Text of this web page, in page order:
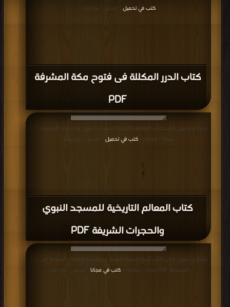
كتاب الدرر المكللة فى فتوح مكة المشرفة
PDF
كتب في تحميل
| التحميل : مرة/مرات
كتاب المعالم التاريخية للمسجد النبوي
والحجرات الشريفة PDF
مجانا | مكتبة >كتب في تحميل | التحميل : مرة/مرات
قراءة و تحميل كتاب كتاب أخبار المدينة النبوية، وبهامشه: الكلمات المفيدة على أخبار
المدينة4 PDF مجانا | مكتبة >
كتب في مجانا | التحميل : مرة/مرات